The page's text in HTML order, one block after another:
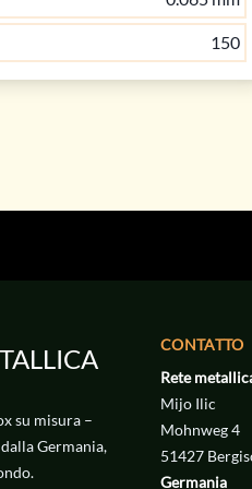
150
42 € /
0.315 mm
0.2
43 € /
0.5 mm
0.32
su misura –
Germania,
CONTATTO
Rete
Mijo Ilic
Mohnweg 4
51427
Germania